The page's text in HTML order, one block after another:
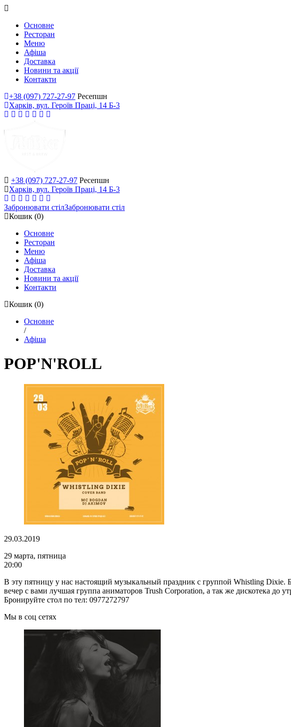
Основне
Ресторан
Меню
Афіша
Доставка
Новини та акції
Контакти
+38 (097) 727-27-97 Ресепшн
Харків, вул. Героїв Праці, 14 Б-3
+38 (097) 727-27-97 Ресепшн
Харків, вул. Героїв Праці, 14 Б-3
Забронювати стілЗабронювати стіл
Кошик (0)
Основне
Ресторан
Меню
Афіша
Доставка
Новини та акції
Контакти
Кошик (0)
Основне
/
Афіша
POP'N'ROLL
29.03.2019
29 марта, пятница
20:00
В эту пятницу у нас настоящий музыкальный праздник с группой Whistling Dixie.
вечер с вами лучшая группа аниматоров Trush Corporation, а так же дискотека до
Бронируйте стол по тел: 0977272797
Мы в соц сетях